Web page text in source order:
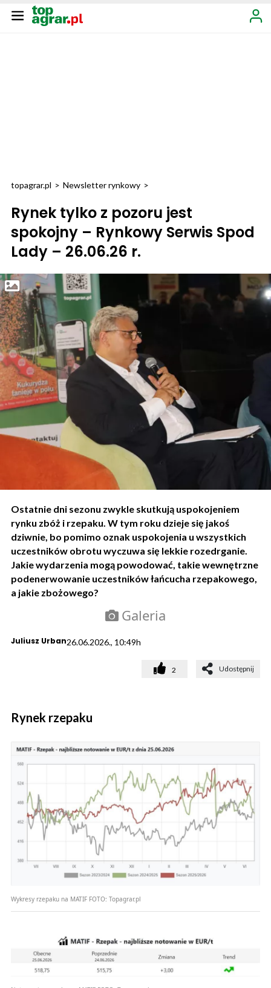
topagrar.pl > Newsletter rynkowy >
Rynek tylko z pozoru jest
spokojny – Rynkowy Serwis Spod
Lady – 26.06.26 r.
Ostatnie dni sezonu zwykle skutkują uspokojeniem
rynku zbóż i rzepaku. W tym roku dzieje się jakoś
dziwnie, bo pomimo oznak uspokojenia u wszystkich
uczestników obrotu wyczuwa się lekkie rozedrganie.
Jakie wydarzenia mogą powodować, takie wewnętrzne
podenerwowanie uczestników łańcucha rzepakowego,
a jakie zbożowego?
Galeria
Juliusz Urban26.06.2026., 10:49h
2 Udostępnij
Rynek rzepaku
Wykresy rzepaku na MATIF FOTO: Topagrar.pl